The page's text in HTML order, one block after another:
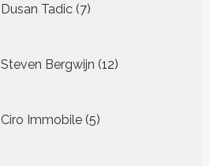
Dusan Tadic 7
producten
Steven Bergwijn 12
producten
Ciro Immobile 5
producten